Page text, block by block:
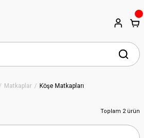
Matkaplar Köşe Matkapları
Toplam 2 ürün